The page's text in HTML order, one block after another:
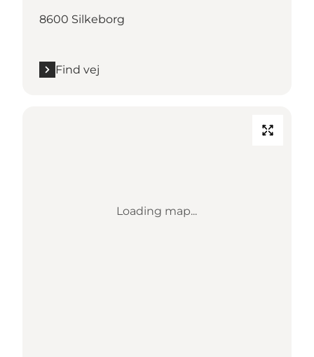
8600 Silkeborg
Find vej
Loading map...